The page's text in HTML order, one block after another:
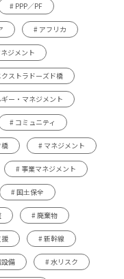
# PPP／PF
# アフリカ
ジメント
ストラドーズド橋
ー・マネジメント
# コミュニティ
# マネジメント
# 事業マネジメント
# 国土保全
# 廃棄物
# 新幹線
備 # 水リスク